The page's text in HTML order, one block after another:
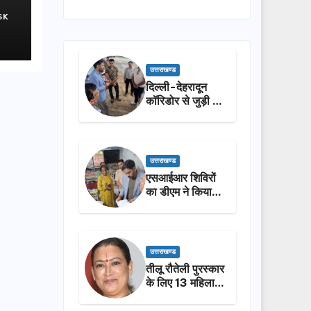
उत्तराखण्ड
दिल्ली-देहरादून
कॉरिडोर से जुड़ी 12
उत्तराखण्ड
एसआईआर शिविरों
का डीएम ने किया
उत्तराखण्ड
तीलू रौतेली पुरस्कार
के लिए 13 महिलाओं